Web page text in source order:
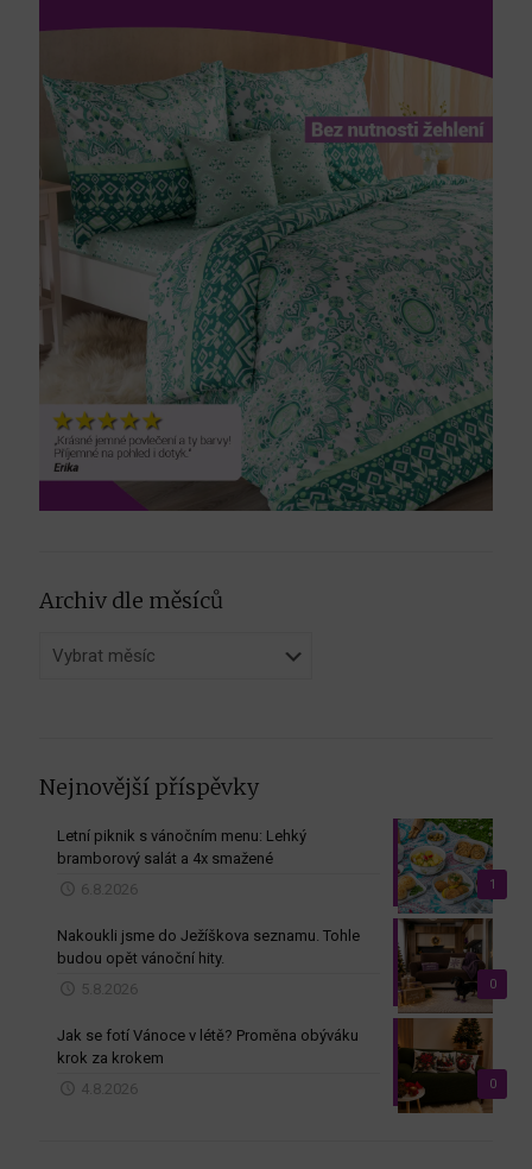
Archiv dle měsíců
dle
Nejnovější příspěvky
1
Letní piknik s vánočním menu: Lehký
bramborový salát a 4x smažené
6.8.2026
0
Nakoukli jsme do Ježíškova seznamu. Tohle
budou opět vánoční hity.
5.8.2026
0
Jak se fotí Vánoce v létě? Proměna obýváku
krok za krokem
4.8.2026